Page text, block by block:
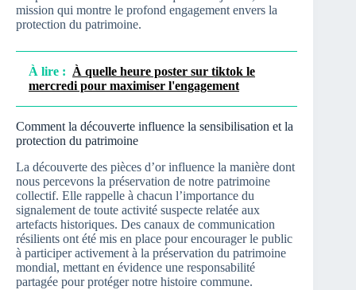
mission qui montre le profond engagement envers la
protection du patrimoine.
À lire : À quelle heure poster sur tiktok le
mercredi pour maximiser l'engagement
Comment la découverte influence la sensibilisation et la
protection du patrimoine
La découverte des pièces d’or influence la manière dont
nous percevons la préservation de notre patrimoine
collectif. Elle rappelle à chacun l’importance du
signalement de toute activité suspecte relatée aux
artefacts historiques. Des canaux de communication
résilients ont été mis en place pour encourager le public
à participer activement à la préservation du patrimoine
mondial, mettant en évidence une responsabilité
partagée pour protéger notre histoire commune.